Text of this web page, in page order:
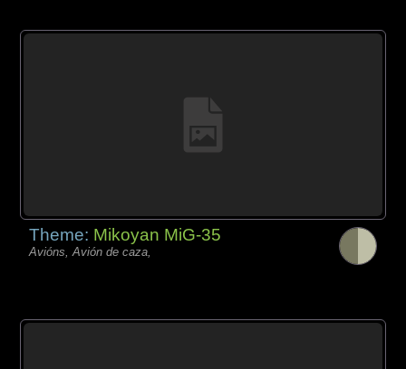
Theme: Mikoyan MiG-35
Avións, Avión de caza,